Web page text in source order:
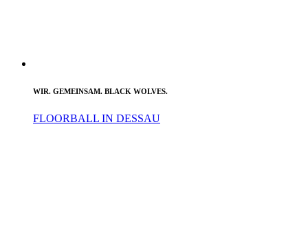
WIR. GEMEINSAM. BLACK WOLVES.
FLOORBALL IN DESSAU